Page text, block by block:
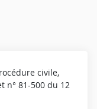
civile,
n° 81-500 du 12